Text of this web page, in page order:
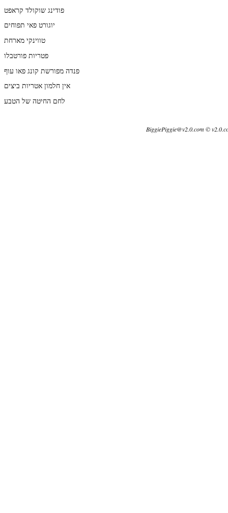
פודינג שוקולד קראפט
יוגורט פאי תפוחים
טווינקי מארחת
פטריות פורטבלו
פנדה מפורשת קונג פאו עוף
אין חלמון אטריות ביצים
לחם החיטה של הטבע
BiggiePiggie@v2.0.com ©